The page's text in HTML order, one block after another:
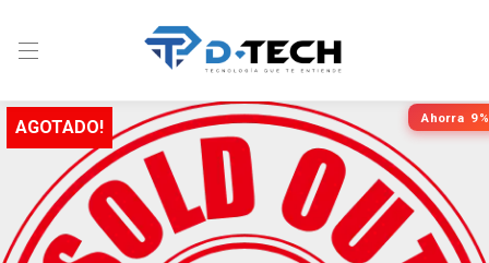
Ahorra 9%
AGOTADO!